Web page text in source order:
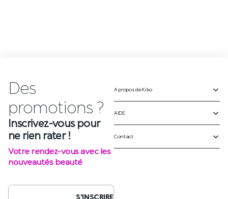
Des
Inscrivez-vous pour
ne rien rater !
Votre rendez-vous avec les
nouveautés beauté
A propos de Kiko
AIDE
Contact
SUIVEZ-NOUS SUR